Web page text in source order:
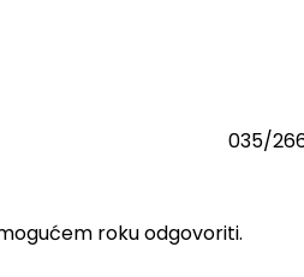
035/
roku odgovoriti.